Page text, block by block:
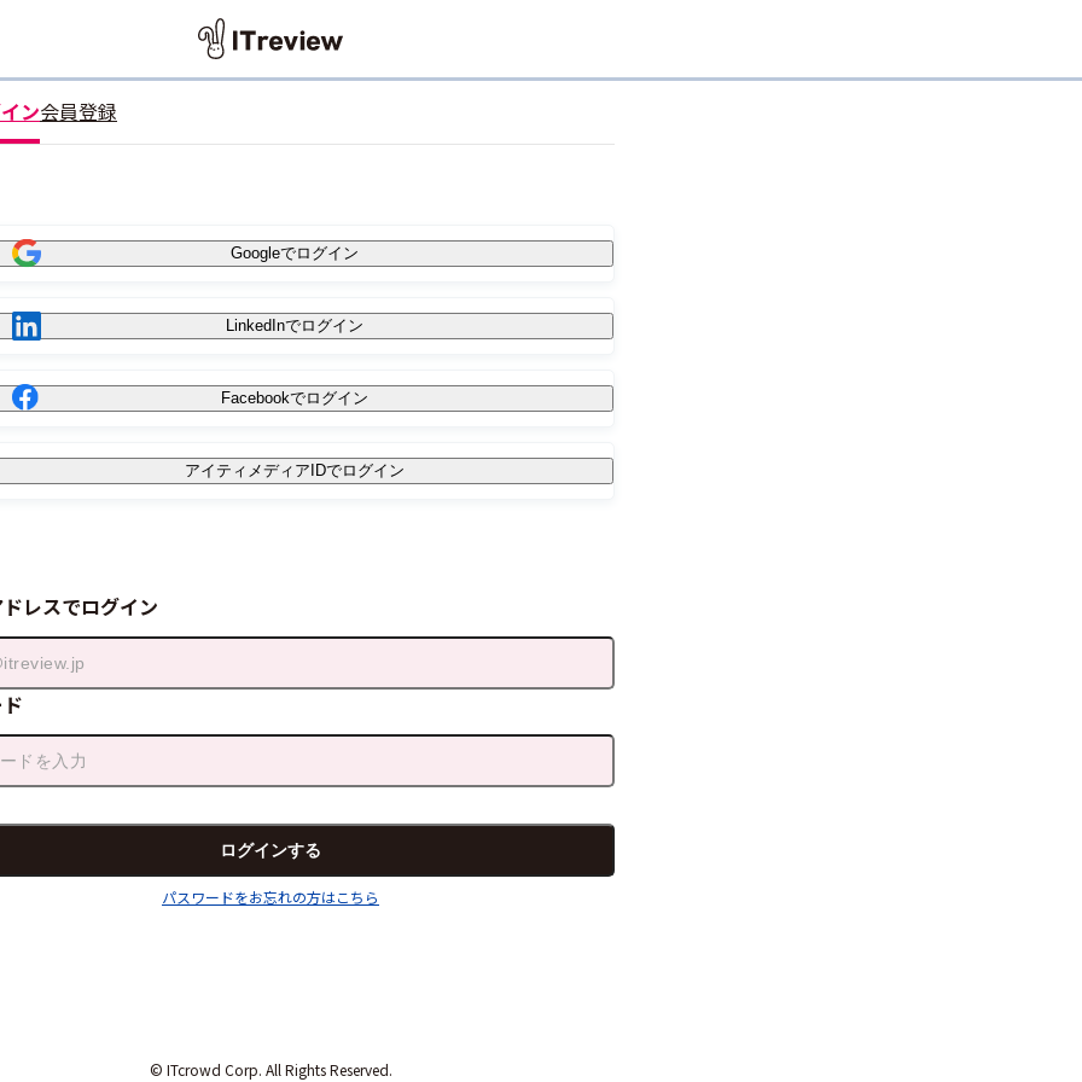
ン会員登録
Googleでログイン
LinkedInでログイン
Facebookでログイン
アイティメディアIDでログイン
レスでログイン
パスワードをお忘れの方はこちら
© ITcrowd Corp. All Rights Reserved.